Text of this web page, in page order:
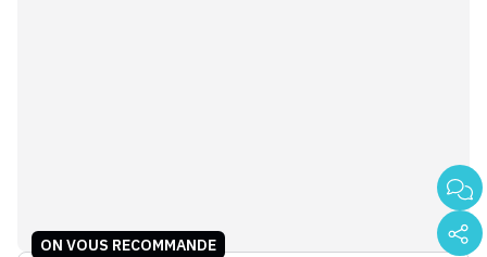
ON VOUS RECOMMANDE